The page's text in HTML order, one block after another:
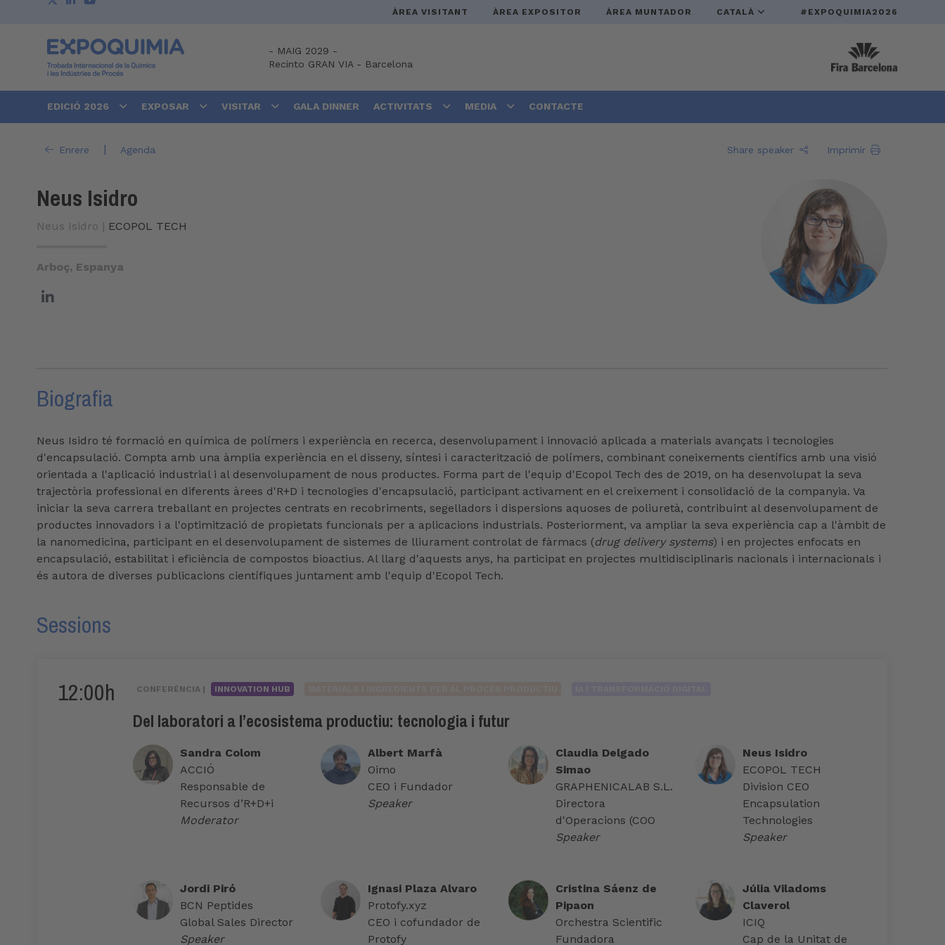
ÀREA VISITANT ÀREA EXPOSITOR ÀREA MUNTADOR CATALÀ #EXPOQUIMIA2026
- MAIG 2029 -
Recinto GRAN VIA- Barcelona
EDICIÓ 2026 EXPOSAR VISITAR GALA DINNER ACTIVITATS MEDIA CONTACTE
Enrere | Agenda Share speaker Imprimir
Neus Isidro
Neus Isidro | ECOPOL TECH
Arboç, Espanya
Biografia
Neus Isidro té formació en química de polímers i experiència en recerca, desenvolupament i innovació aplicada a materials avançats i tecnologies
d'encapsulació. Compta amb una àmplia experiència en el disseny, síntesi i caracterització de polímers, combinant coneixements científics amb una visió
orientada a l'aplicació industrial i al desenvolupament de nous productes. Forma part de l'equip d'Ecopol Tech des de 2019, on ha desenvolupat la seva
trajectòria professional en diferents àrees d'R+D i tecnologies d'encapsulació, participant activament en el creixement i consolidació de la companyia. Va
iniciar la seva carrera treballant en projectes centrats en recobriments, segelladors i dispersions aquoses de poliuretà, contribuint al desenvolupament de
productes innovadors i a l'optimització de propietats funcionals per a aplicacions industrials. Posteriorment, va ampliar la seva experiència cap a l'àmbit de
la nanomedicina, participant en el desenvolupament de sistemes de lliurament controlat de fàrmacs (drug delivery systems) i en projectes enfocats en
encapsulació, estabilitat i eficiència de compostos bioactius. Al llarg d'aquests anys, ha participat en projectes multidisciplinaris nacionals i internacionals i
és autora de diverses publicacions científiques juntament amb l'equip d'Ecopol Tech.
Sessions
12:00h CONFERÈNCIA | INNOVATION HUB
Del laboratori a l’ecosistema productiu: tecnologia i futur
Sandra Colom
ACCIÓ
Responsable de
Recursos d’R+D+i
Moderator
Albert Marfà
Oimo
CEO i Fundador
Speaker
Claudia Delgado
Simao
GRAPHENICALAB S.L.
Directora
d'Operacions (COO
Speaker
Neus Isidro
ECOPOL TECH
Division CEO
Encapsulation
Technologies
Speaker
Jordi Piró
BCN Peptides
Global Sales Director
Speaker
Ignasi Plaza Alvaro
Protofy.xyz
CEO i cofundador de
Protofy
Cristina Sáenz de
Pipaon
Orchestra Scientific
Fundadora
Júlia Viladoms
Claverol
ICIQ
Cap de la Unitat de